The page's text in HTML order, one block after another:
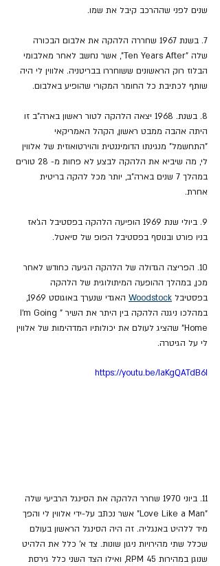
שנים לפני שההרכב קיבל את שמו.
7. בשנת 1967 שחררה הלהקה את אלבום הבכורה
שלה "Ten Years After", אשר נחשב לאחר מאלבומי
הבלוז רוק הראשונים ששוחררו בבריטניה. אלווין לי היה
שותף לכתיבת כל החומר המקורי שהופיע באלבום.
8. בשנת. 1968 יצאה הלהקה לטור ראשון בארה"ב זו
היתה אהבה ממבט ראשון, הקהל האמריקאי
"התחשמל" מנגינתו הדומיננטית והוירטואוזית של אלווין
לי, מה שיביא את הלהקה לבצע לא פחות מ- 28 טורים
במהלך 7 שנים בארה"ב, יותר מכל להקה בריטית
אחרת.
9. ביולי שנת 1969 הופיעה הלהקה בפסטיבל הג'אז
בניו פורט ובנוסף בפסטיבל הפופ של סיאטל.
10. הפריצה הגדולה של הלהקה הגיעה כחודש לאחר
מכן, במהלך ההופעה המיתולוגית של הלהקה
בפסטיבל Woodstock
האגדי שנערך באוגוסט 1969,
במהלכו ניגנה הלהקה בין היתר את השיר "I'm Going
Home" שהציג לעולם את יכולותיו המדהימות של אלווין
לי על הגיטרה.
https://youtu.be/IaKgQATdB6I
11. ביוני 1970 שחרר הלהקה את הסינגל הרביעי שלה
"Love Like a Man"
אשר נכתב על-ידי אלווין לי והפך
מיד ללהיט באנגליה. זה היה הסינגל הראשון בעולם
שכלל שתי מהירויות ניגון שונות. צד א' כלל את הלהיט
שנוגן במהירות 45 RPM, ואילו הצד השני כלל גירסת